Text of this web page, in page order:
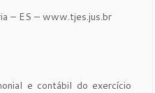
– ES – www.tjes.jus.br
e contábil do exercício